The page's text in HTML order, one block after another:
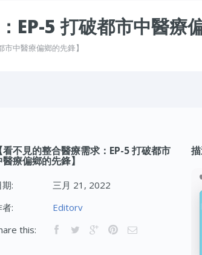
EP-5 打破都市中醫療
中醫療偏鄉的先鋒】
看不見的整合醫療需求：EP-5 打破都市
醫療偏鄉的先鋒】
:
三月 21, 2022
:
Editorv
this: